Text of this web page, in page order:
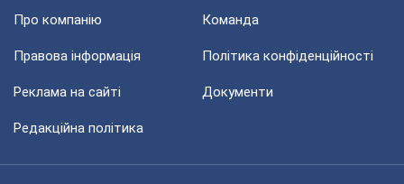
Про компанію Команда
Правова інформація Політика конфіденційності
Реклама на сайті Документи
Редакційна політика